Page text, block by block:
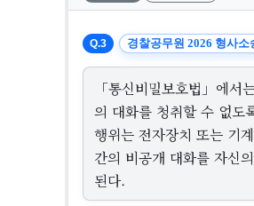
Q.3 경찰공무원 2026 형사소
「통신비밀보호법」에
의 대화를 청취할 수 없도
행위는 전자장치 또는 기
간의 비공개 대화를 자신
된다.